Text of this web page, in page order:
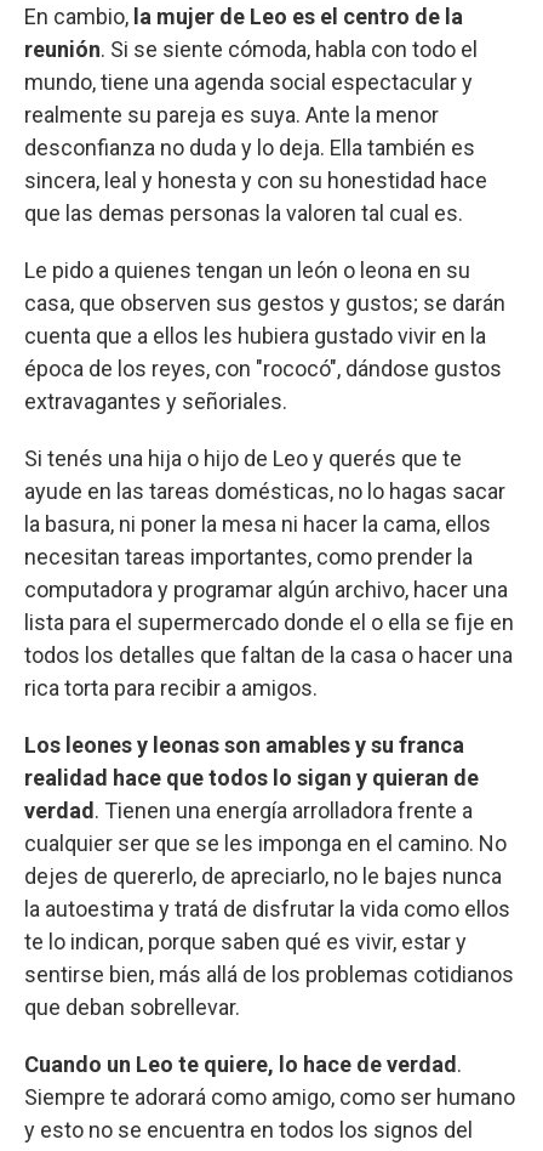
En cambio, la mujer de Leo es el centro de la
reunión. Si se siente cómoda, habla con todo el
mundo, tiene una agenda social espectacular y
realmente su pareja es suya. Ante la menor
desconfianza no duda y lo deja. Ella también es
sincera, leal y honesta y con su honestidad hace
que las demas personas la valoren tal cual es.
Le pido a quienes tengan un león o leona en su
casa, que observen sus gestos y gustos; se darán
cuenta que a ellos les hubiera gustado vivir en la
época de los reyes, con "rococó", dándose gustos
extravagantes y señoriales.
Si tenés una hija o hijo de Leo y querés que te
ayude en las tareas domésticas, no lo hagas sacar
la basura, ni poner la mesa ni hacer la cama, ellos
necesitan tareas importantes, como prender la
computadora y programar algún archivo, hacer una
lista para el supermercado donde el o ella se fije en
todos los detalles que faltan de la casa o hacer una
rica torta para recibir a amigos.
Los leones y leonas son amables y su franca
realidad hace que todos lo sigan y quieran de
verdad. Tienen una energía arrolladora frente a
cualquier ser que se les imponga en el camino. No
dejes de quererlo, de apreciarlo, no le bajes nunca
la autoestima y tratá de disfrutar la vida como ellos
te lo indican, porque saben qué es vivir, estar y
sentirse bien, más allá de los problemas cotidianos
que deban sobrellevar.
Cuando un Leo te quiere, lo hace de verdad.
Siempre te adorará como amigo, como ser humano
y esto no se encuentra en todos los signos del